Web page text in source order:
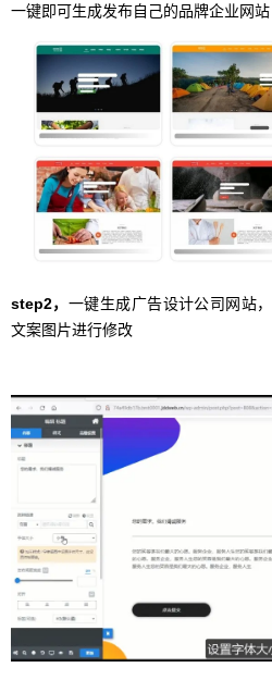
一键即可生成发布自己的品牌企业网站
step2， 一键生成广告设计公司网站
文案图片进行修改